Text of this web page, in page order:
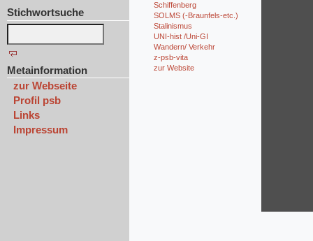
Stichwortsuche
Metainformation
zur Webseite
Profil psb
Links
Impressum
Schiffenberg
SOLMS (-Braunfels-etc.)
Stalinismus
UNI-hist /Uni-GI
Wandern/ Verkehr
z-psb-vita
zur Website